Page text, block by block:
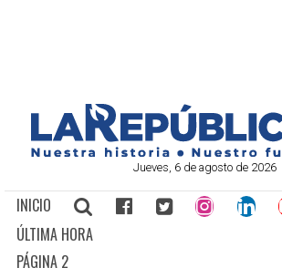
Jueves, 6 de agosto de 2026
INICIO
ÚLTIMA HORA
PÁGINA 2